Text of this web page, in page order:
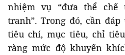
nhiệm vụ “đưa thể chế
tranh”. Trong đó, cần đáp
tiêu chí, mục tiêu, chỉ
ràng mức độ khuyến